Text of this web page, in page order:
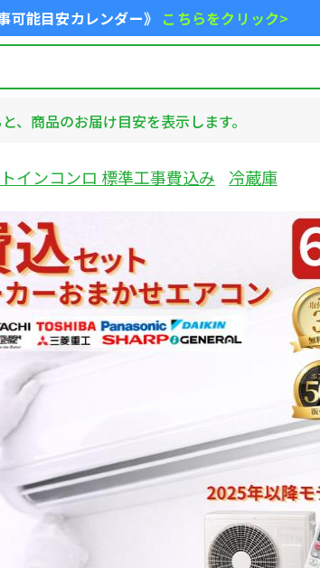
可能目安カレンダー》 こちらをクリック>
、商品のお届け目安を表示します。
インコンロ 標準工事費込み 冷蔵庫